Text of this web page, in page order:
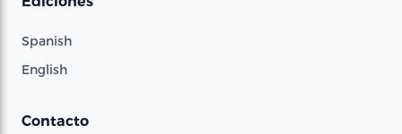
Spanish
English
Contacto